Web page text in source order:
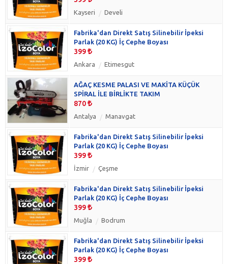
Kayseri Develi
Fabrika'dan Direkt Satış Silinebilir İpeksi
Parlak (20 KG) İç Cephe Boyası
399
Ankara Etimesgut
AĞAÇ KESME PALASI VE MAKİTA KÜÇÜK
SPİRAL İLE BİRLİKTE TAKIM
870
Antalya Manavgat
Fabrika'dan Direkt Satış Silinebilir İpeksi
Parlak (20 KG) İç Cephe Boyası
399
İzmir Çeşme
Fabrika'dan Direkt Satış Silinebilir İpeksi
Parlak (20 KG) İç Cephe Boyası
399
Muğla Bodrum
Fabrika'dan Direkt Satış Silinebilir İpeksi
Parlak (20 KG) İç Cephe Boyası
399